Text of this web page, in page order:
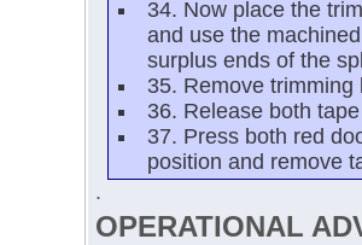
34. Now place the
and use the
surplus ends of the
35. Remove
36. Release both
37. Press both red
position and remove
.
OPERATIONAL